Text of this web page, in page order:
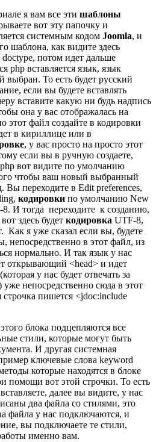
я вам все эти шаблоны
вот эту папочку и
системным кодом Joomla, и
шаблона, как видите здесь
потом идет дальше
php вставляется язык, язык
выбран. То есть будет русский
если вы будете вставлять
вставите какую ни будь надпись
она у вас отображалась на
этот файл создайте в кодировки
в кириллице или в
, у вас просто на просто этот
если вы в ручную создаете,
вот видите по умолчанию
чтобы ваш новый выбранный
Вы переходите в Edit preferences,
кодировки по умолчанию New
И тогда переходите к созданию,
здесь будет кодировка UTF-8,
я уже сказал если вы, будете
непосредственно в этот файл, из
нормально. И так язык у нас
открывающий <head> и идет
у нас будет отвечать за
уже непосредственно сюда в этот
пишется <jdoc:include
блока подцепляются все
стили, которые могут быть
И другая системная
ключевые слова keyword
которые находятся в блоке
помощи вот этой строчки. То есть
далее вы видите, у нас
два файла со стилями, это
файла у нас подключаются, и
вы подключаете те стили,
именно вам.